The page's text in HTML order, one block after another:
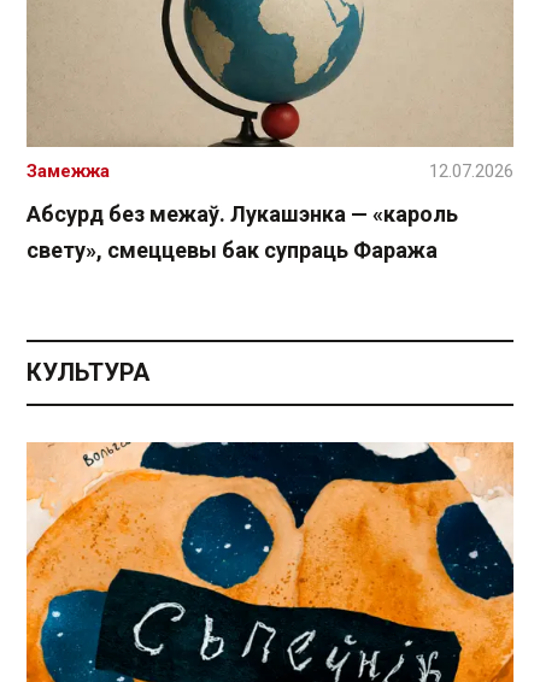
Абсурд без межаў. Лукашэнка — «кароль
свету», смеццевы бак супраць Фаража
Замежжа 12.07.2026
КУЛЬТУРА